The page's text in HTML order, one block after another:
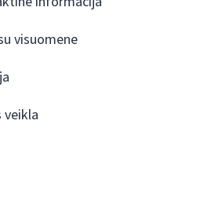
visuomene